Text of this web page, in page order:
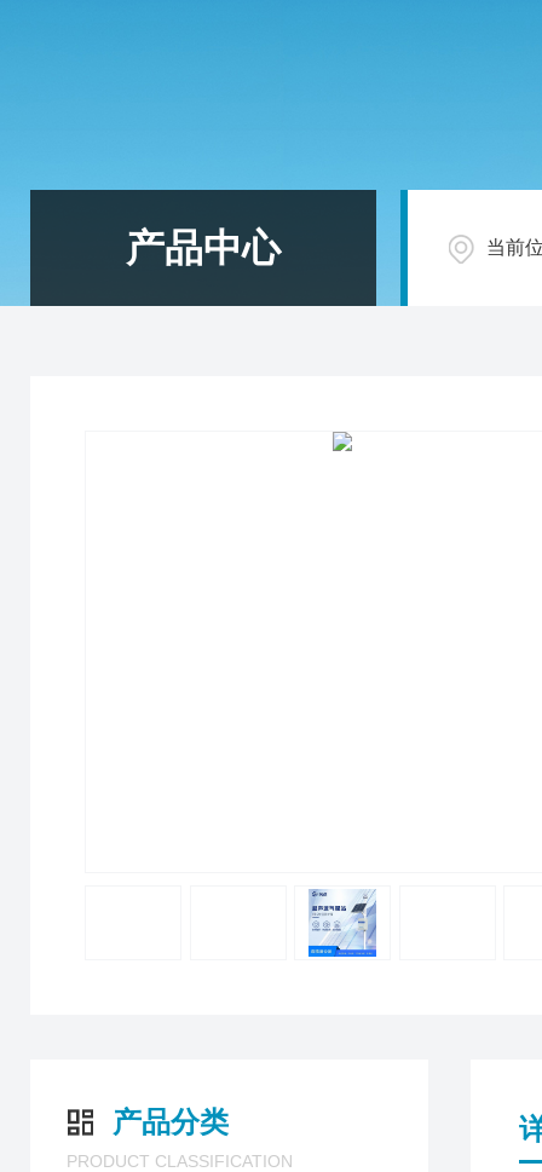
产品中心 当前
产品分类
PRODUCT CLASSIFICATION